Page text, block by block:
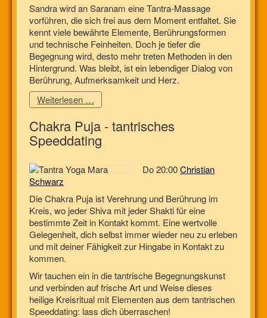
Sandra wird an Saranam eine Tantra-Massage
vorführen, die sich frei aus dem Moment entfaltet. Sie
kennt viele bewährte Elemente, Berührungsformen
und technische Feinheiten. Doch je tiefer die
Begegnung wird, desto mehr treten Methoden in den
Hintergrund. Was bleibt, ist ein lebendiger Dialog von
Berührung, Aufmerksamkeit und Herz.
Weiterlesen …
Chakra Puja - tantrisches
Speeddating
Do 20:00Christian
Schwarz
Die Chakra Puja ist Verehrung und Berührung im
Kreis, wo jeder Shiva mit jeder Shakti für eine
bestimmte Zeit in Kontakt kommt. Eine wertvolle
Gelegenheit, dich selbst immer wieder neu zu erleben
und mit deiner Fähigkeit zur Hingabe in Kontakt zu
kommen.
Wir tauchen ein in die tantrische Begegnungskunst
und verbinden auf frische Art und Weise dieses
heilige Kreisritual mit Elementen aus dem tantrischen
Speeddating: lass dich überraschen!